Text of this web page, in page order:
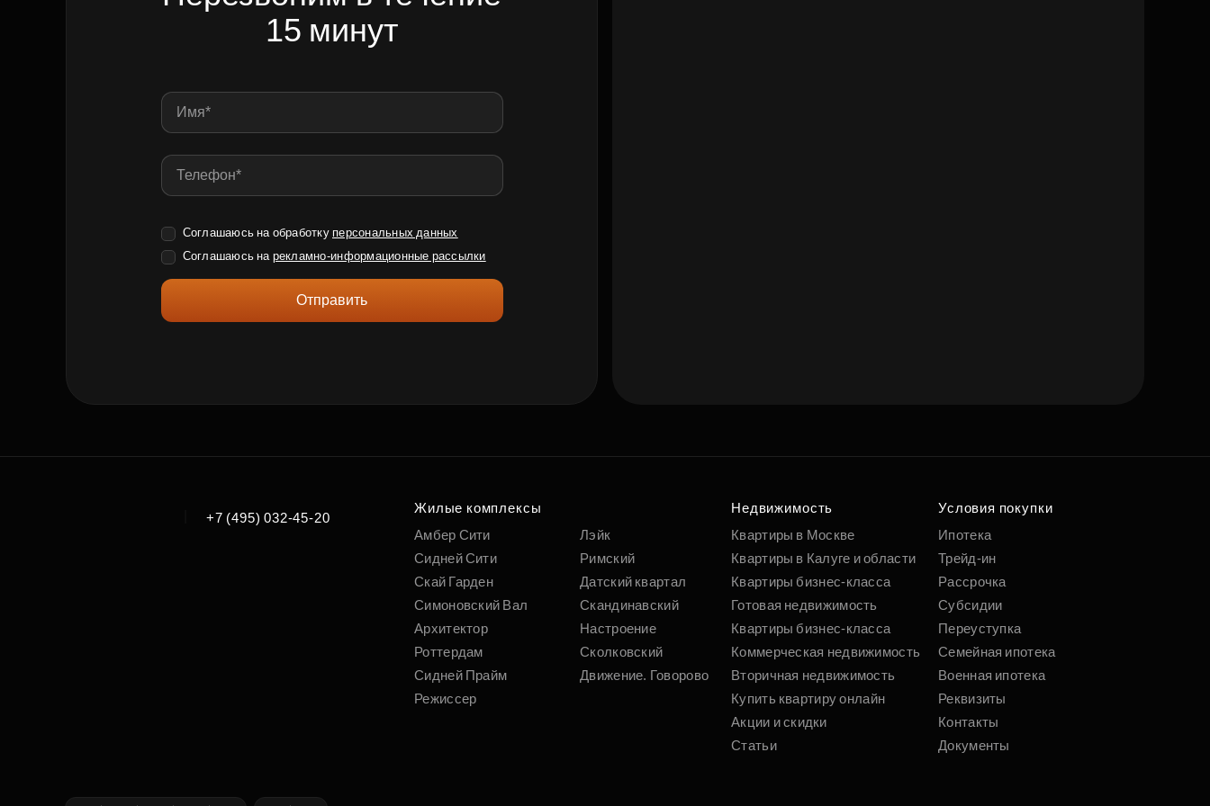
15 минут
Соглашаюсь на обработку персональных данных
Соглашаюсь на рекламно-информационные рассылки
Отправить
+7 (495) 032-45-20
Жилые комплексы
Амбер Сити
Сидней Сити
Скай Гарден
Симоновский Вал
Архитектор
Роттердам
Сидней Прайм
Режиссер
Лэйк
Римский
Датский квартал
Скандинавский
Настроение
Сколковский
Движение. Говорово
Недвижимость
Квартиры в Москве
Квартиры в Калуге и области
Квартиры бизнес-класса
Готовая недвижимость
Квартиры бизнес-класса
Коммерческая недвижимость
Вторичная недвижимость
Купить квартиру онлайн
Акции и скидки
Статьи
Условия покупки
Ипотека
Трейд-ин
Рассрочка
Субсидии
Переуступка
Семейная ипотека
Военная ипотека
Реквизиты
Контакты
Документы